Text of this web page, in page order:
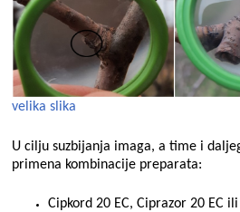
velika slika
U cilju suzbijanja imaga, a time i
primena kombinacije preparata:
Cipkord 20 EC, Ciprazor 20 EC